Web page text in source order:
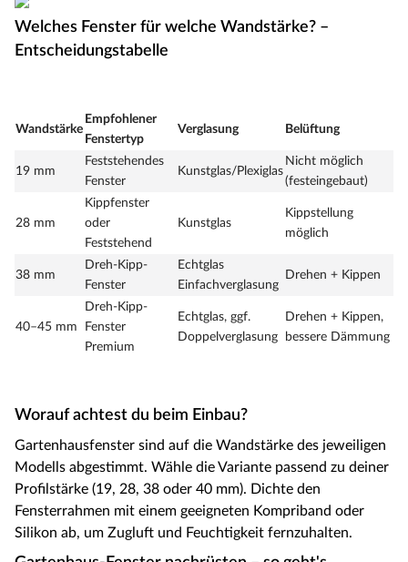
Welches Fenster für welche Wandstärke? –
Entscheidungstabelle
Wandstärke
Empfohlener
Fenstertyp
Verglasung Belüftung
19 mm
Feststehendes
Fenster
Kunstglas/Plexiglas
Nicht möglich
(festeingebaut)
28 mm
Kippfenster
oder
Feststehend
Kunstglas
Kippstellung
möglich
38 mm
Dreh-Kipp-
Fenster
Echtglas
Einfachverglasung
Drehen + Kippen
40–45 mm
Dreh-Kipp-
Fenster
Premium
Echtglas, ggf.
Doppelverglasung
Drehen + Kippen,
bessere Dämmung
Worauf achtest du beim Einbau?
Gartenhausfenster sind auf die Wandstärke des jeweiligen
Modells abgestimmt. Wähle die Variante passend zu deiner
Profilstärke (19, 28, 38 oder 40 mm). Dichte den
Fensterrahmen mit einem geeigneten Kompriband oder
Silikon ab, um Zugluft und Feuchtigkeit fernzuhalten.